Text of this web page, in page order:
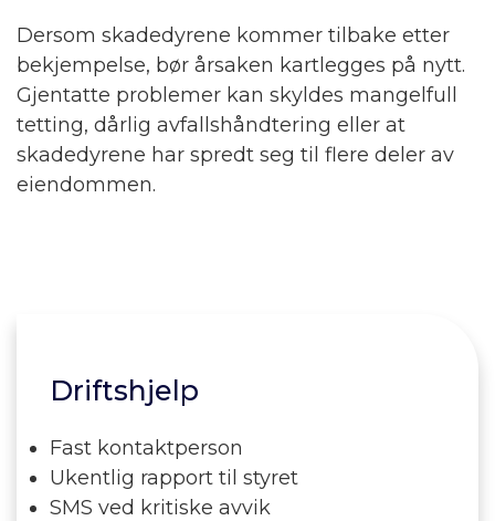
Dersom skadedyrene kommer tilbake etter
bekjempelse, bør årsaken kartlegges på nytt.
Gjentatte problemer kan skyldes mangelfull
tetting, dårlig avfallshåndtering eller at
skadedyrene har spredt seg til flere deler av
eiendommen.
Driftshjelp
Fast kontaktperson
Ukentlig rapport til styret
SMS ved kritiske avvik